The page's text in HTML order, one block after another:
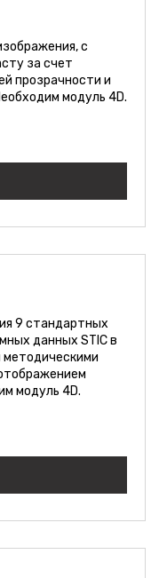
с
за счет
прозрачности и
модуль 4D.
9 стандартных
данных STIC в
модуль 4D.